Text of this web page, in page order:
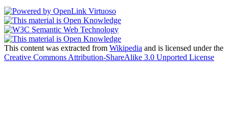
This content was extracted from Wikipedia and is licensed under the
Creative Commons Attribution-ShareAlike 3.0 Unported License